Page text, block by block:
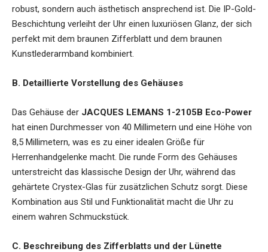
robust, sondern auch ästhetisch ansprechend ist. Die IP-Gold-
Beschichtung verleiht der Uhr einen luxuriösen Glanz, der sich
perfekt mit dem braunen Zifferblatt und dem braunen
Kunstlederarmband kombiniert.
B. Detaillierte Vorstellung des Gehäuses
Das Gehäuse der JACQUES LEMANS 1-2105B Eco-Power
hat einen Durchmesser von 40 Millimetern und eine Höhe von
8,5 Millimetern, was es zu einer idealen Größe für
Herrenhandgelenke macht. Die runde Form des Gehäuses
unterstreicht das klassische Design der Uhr, während das
gehärtete Crystex-Glas für zusätzlichen Schutz sorgt. Diese
Kombination aus Stil und Funktionalität macht die Uhr zu
einem wahren Schmuckstück.
C. Beschreibung des Zifferblatts und der Lünette